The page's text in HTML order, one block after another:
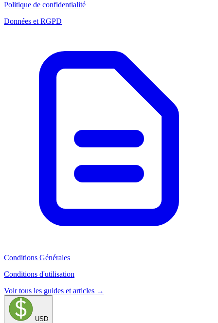
Politique de confidentialité
Données et RGPD
Conditions Générales
Conditions d'utilisation
Voir tous les guides et articles →
USD